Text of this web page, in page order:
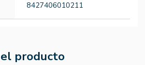
8427406010211
producto